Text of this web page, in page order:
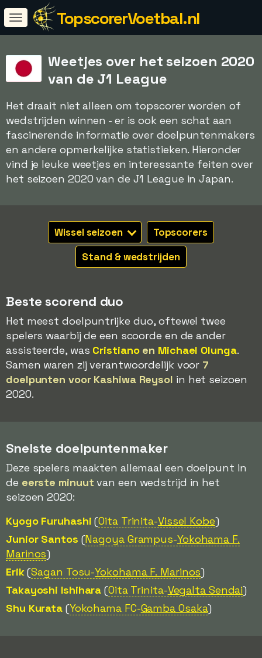
TopscorerVoetbal.nl
Weetjes over het seizoen 2020
van de J1 League
Het draait niet alleen om topscorer worden of
wedstrijden winnen - er is ook een schat aan
fascinerende informatie over doelpuntenmakers
en andere opmerkelijke statistieken. Hieronder
vind je leuke weetjes en interessante feiten over
het seizoen 2020 van de J1 League in Japan.
Wissel seizoen
Topscorers
Stand & wedstrijden
Beste scorend duo
Het meest doelpuntrijke duo, oftewel twee
spelers waarbij de een scoorde en de ander
assisteerde, was Cristianoen Michael Olunga.
Samen waren zij verantwoordelijk voor 7
doelpunten voor Kashiwa Reysol in het seizoen
2020.
Snelste doelpuntenmaker
Deze spelers maakten allemaal een doelpunt in
de eerste minuut van een wedstrijd in het
seizoen 2020:
Kyogo Furuhashi (Oita Trinita-Vissel Kobe)
Junior Santos (Nagoya Grampus-Yokohama F.
Marinos)
Erik(Sagan Tosu-Yokohama F. Marinos)
Takayoshi Ishihara (Oita Trinita-Vegalta Sendai)
Shu Kurata (Yokohama FC-Gamba Osaka)